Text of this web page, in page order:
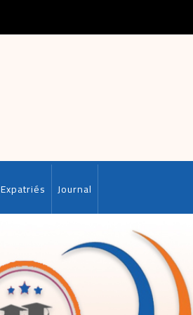
Expatriés Journal